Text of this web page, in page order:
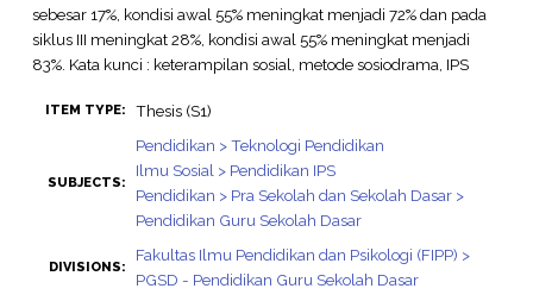
sebesar 17%, kondisi awal 55% meningkat menjadi 72% dan pada
siklus III meningkat 28%, kondisi awal 55% meningkat menjadi
83%. Kata kunci : keterampilan sosial, metode sosiodrama, IPS
ITEM TYPE: Thesis (S1)
SUBJECTS:
Pendidikan > Teknologi Pendidikan
Ilmu Sosial > Pendidikan IPS
Pendidikan > Pra Sekolah dan Sekolah Dasar >
Pendidikan Guru Sekolah Dasar
DIVISIONS:
Fakultas Ilmu Pendidikan dan Psikologi (FIPP) >
PGSD - Pendidikan Guru Sekolah Dasar